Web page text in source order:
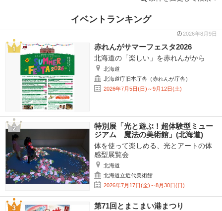
イベントランキング
2026年8月9日
赤れんがサマーフェスタ2026
北海道の「楽しい」を赤れんがから
北海道
北海道庁旧本庁舎（赤れんが庁舎）
2026年7月5日(日)～9月12日(土)
特別展「光と遊ぶ！超体験型ミュー
ジアム 魔法の美術館」(北海道)
体を使って楽しめる、光とアートの体
感型展覧会
北海道
北海道立近代美術館
2026年7月17日(金)～8月30日(日)
第71回とまこまい港まつり